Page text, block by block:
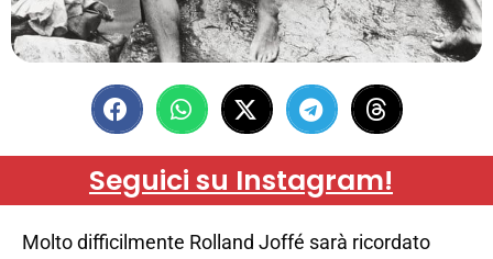
Seguici su Instagram!
Molto difficilmente Rolland Joffé sarà ricordato